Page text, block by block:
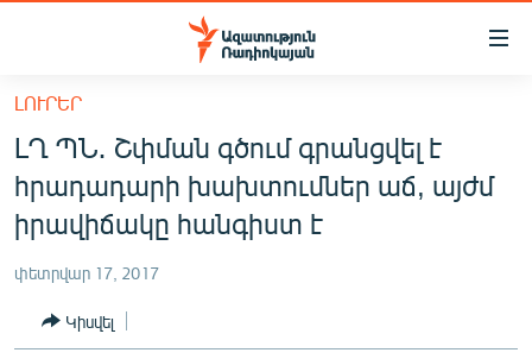
Մատչելիության
հիմնական
բովանդակությանը
Անցնել
հիմնական
մենյուին
ՔԱՂԱՔԱԿԱՆ
ՀԱՍԱՐԱԿՈՒԹՅՈՒՆ
ԼՈՒՐԵՐ
ԼՂ ՊՆ․ Շփման գծում գրանցվել է
հրադադարի խախտումներ աճ, այժմ
իրավիճակը հանգիստ է
փետրվար 17, 2017
Կիսվել